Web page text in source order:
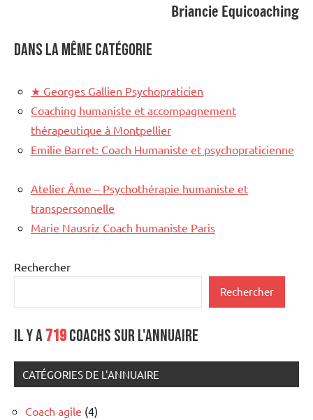
Briancie Equicoaching
Dans la même catégorie
★ Georges Gallien Psychopraticien
Coaching humaniste et accompagnement
thérapeutique à Montpellier
Emilie Barret: Coach Humaniste et psychopraticienne
Atelier Âme – Psychothérapie humaniste et
transpersonnelle
Marie Nausriz Coach humaniste Paris
Rechercher
Rechercher
Il y a719coachs sur l'annuaire
CATÉGORIES DE L'ANNUAIRE
Coach agile (4)